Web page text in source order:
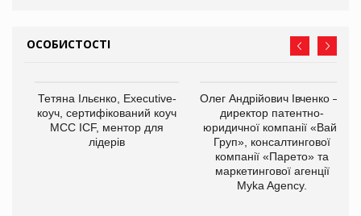
ОСОБИСТОСТІ
Тетяна Ільєнко, Executive-
коуч, сертифікований коуч
МСС ICF, ментор для
лідерів
Олег Андрійович Івченко —
директор патентно-
юридичної компанії «Вайз
Груп», консалтингової
компанії «Парето» та
маркетингової агенції
Myka Agency.